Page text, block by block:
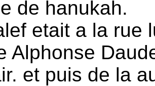
de hanukah.
etait a la rue
Alphonse
et puis de la